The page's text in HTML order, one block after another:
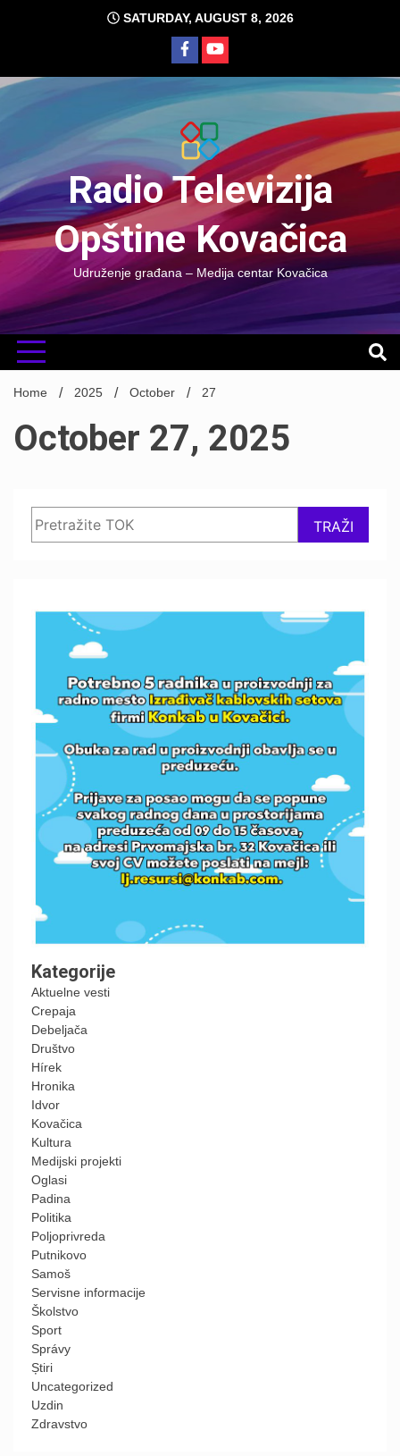
SATURDAY, AUGUST 8, 2026
Radio Televizija
Opštine Kovačica
Udruženje građana – Medija centar Kovačica
Home 2025 October 27
October 27, 2025
TRAŽI
Kategorije
Aktuelne vesti
Crepaja
Debeljača
Društvo
Hírek
Hronika
Idvor
Kovačica
Kultura
Medijski projekti
Oglasi
Padina
Politika
Poljoprivreda
Putnikovo
Samoš
Servisne informacije
Školstvo
Sport
Správy
Știri
Uncategorized
Uzdin
Zdravstvo